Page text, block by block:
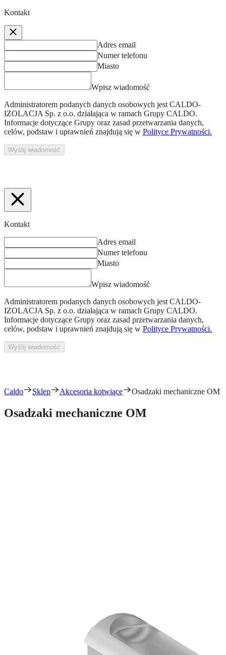
Kontakt
Adres email
Numer telefonu
Miasto
Wpisz wiadomość
Administratorem podanych danych osobowych jest CALDO-
IZOLACJA Sp. z o.o. działająca w ramach Grupy CALDO.
Informacje dotyczące Grupy oraz zasad przetwarzania danych,
celów, podstaw i uprawnień znajdują się w Polityce Prywatności.
Wyślij wiadomość
Kontakt
Adres email
Numer telefonu
Miasto
Wpisz wiadomość
Administratorem podanych danych osobowych jest CALDO-
IZOLACJA Sp. z o.o. działająca w ramach Grupy CALDO.
Informacje dotyczące Grupy oraz zasad przetwarzania danych,
celów, podstaw i uprawnień znajdują się w Polityce Prywatności.
Wyślij wiadomość
Caldo Sklep Akcesoria kotwiące Osadzaki mechaniczne OM
Osadzaki mechaniczne OM